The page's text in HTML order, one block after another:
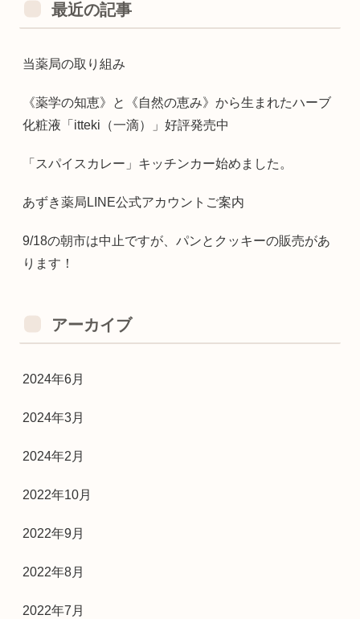
最近の記事
当薬局の取り組み
《薬学の知恵》と《自然の恵み》から生まれたハーブ
化粧液「itteki（一滴）」好評発売中
「スパイスカレー」キッチンカー始めました。
あずき薬局LINE公式アカウントご案内
9/18の朝市は中止ですが、パンとクッキーの販売があ
ります！
アーカイブ
2024年6月
2024年3月
2024年2月
2022年10月
2022年9月
2022年8月
2022年7月